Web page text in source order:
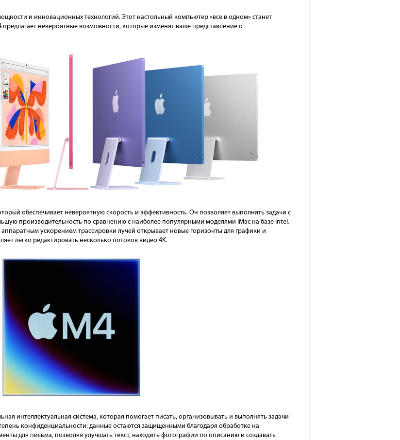
и инновационных технологий. Этот настольный компьютер «все в одном» станет
невероятные возможности, которые изменят ваше представление о
обеспечивает невероятную скорость и эффективность. Он позволяет выполнять задачи с
производительность по сравнению с наиболее популярными моделями iMac на базе Intel.
ускорением трассировки лучей открывает новые горизонты для графики и
легко редактировать несколько потоков видео 4K.
интеллектуальная система, которая помогает писать, организовывать и выполнять задачи
конфиденциальности: данные остаются защищенными благодаря обработке на
для письма, позволяя улучшать текст, находить фотографии по описанию и создавать